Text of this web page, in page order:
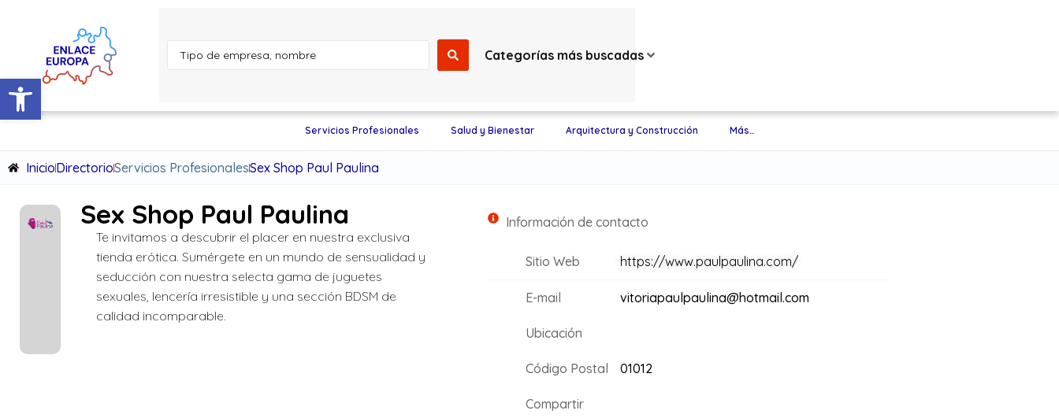
Abrir barra de herramientas
Categorías más buscadas
Servicios Profesionales Salud y Bienestar Arquitectura y Construcción Más…
InicioDirectorioServicios ProfesionalesSex Shop Paul Paulina
Sex Shop Paul Paulina
Te invitamos a descubrir el placer en nuestra exclusiva
tienda erótica. Sumérgete en un mundo de sensualidad y
seducción con nuestra selecta gama de juguetes
sexuales, lencería irresistible y una sección BDSM de
calidad incomparable.
Información de contacto
Sitio Web https://www.paulpaulina.com/
E-mail vitoriapaulpaulina@hotmail.com
Ubicación
Código Postal 01012
Compartir